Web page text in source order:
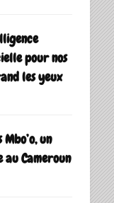
pour nos
les yeux
un
au Cameroun